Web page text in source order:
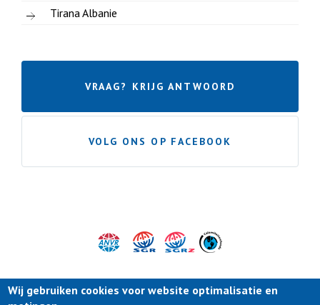
Tirana Albanie
VRAAG? KRIJG ANTWOORD
VOLG ONS OP FACEBOOK
Wij gebruiken cookies voor website optimalisatie en